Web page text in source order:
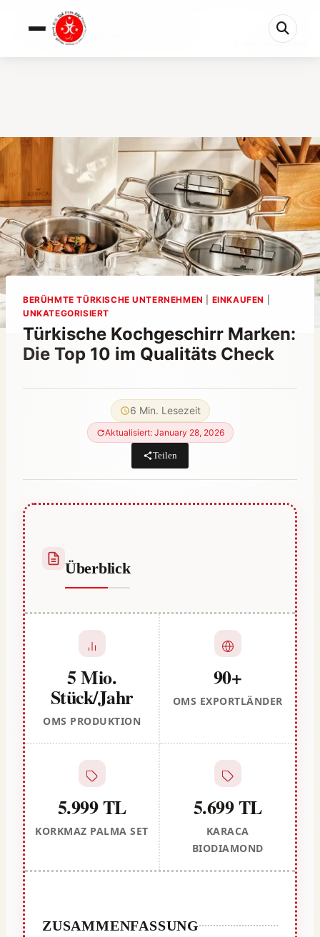
Türkische Kochgeschirr Marken: Die Top 10 im Qu...
6 Min. verbleibend
BERÜHMTE TÜRKISCHE UNTERNEHMEN EINKAUFEN
UNKATEGORISIERT
Türkische Kochgeschirr Marken:
Die Top 10 im Qualitäts Check
6 Min. Lesezeit
Aktualisiert: January 28, 2026
Teilen
Überblick
5 Mio.
Stück/Jahr
OMS PRODUKTION
90+
OMS EXPORTLÄNDER
5.999 TL
KORKMAZ PALMA SET
5.699 TL
KARACA
BIODIAMOND
ZUSAMMENFASSUNG